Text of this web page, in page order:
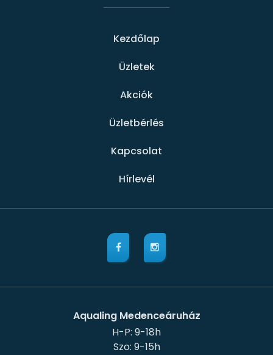
Kezdőlap
Üzletek
Akciók
Üzletbérlés
Kapcsolat
Hírlevél
Aqualing Medenceáruház
H-P: 9-18h
Szo: 9-15h